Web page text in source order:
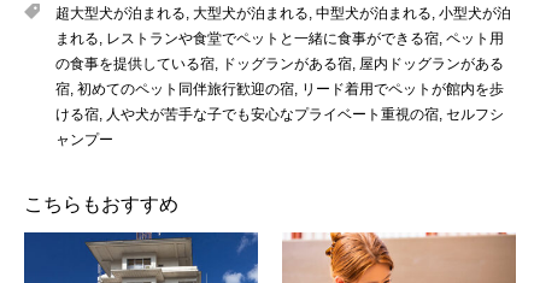
超大型犬が泊まれる, 大型犬が泊まれる, 中型犬が泊まれる, 小型犬が泊
まれる, レストランや食堂でペットと一緒に食事ができる宿, ペット用
の食事を提供している宿, ドッグランがある宿, 屋内ドッグランがある
宿, 初めてのペット同伴旅行歓迎の宿, リード着用でペットが館内を歩
ける宿, 人や犬が苦手な子でも安心なプライベート重視の宿, セルフシ
ャンプー
こちらもおすすめ